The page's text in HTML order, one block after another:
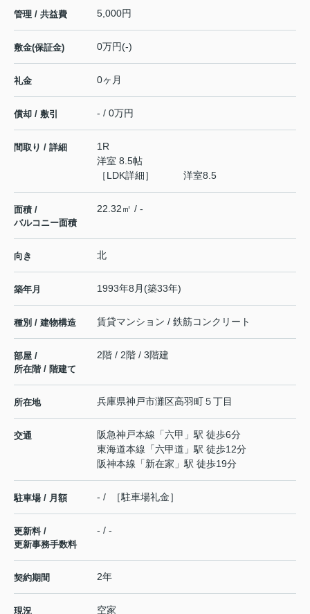
管理 / 共益費 5,000円
敷金(保証金) 0万円(-)
礼金 0ヶ月
償却 / 敷引 - / 0万円
間取り / 詳細
1R
洋室 8.5帖
［LDK詳細］ 洋室8.5
面積 /
バルコニー面積
22.32㎡ / -
向き 北
築年月 1993年8月(築33年)
種別 / 建物構造 賃貸マンション / 鉄筋コンクリート
部屋 /
所在階 / 階建て
2階 / 2階 / 3階建
所在地 兵庫県神戸市灘区高羽町５丁目
交通 阪急神戸本線 「六甲 」駅 徒歩6分
東海道本線 「六甲道 」駅 徒歩12分
阪神本線 「新在家 」駅 徒歩19分
駐車場 / 月額 - / ［駐車場礼金］
更新料 /
更新事務手数料
- / -
契約期間 2年
現況 空家